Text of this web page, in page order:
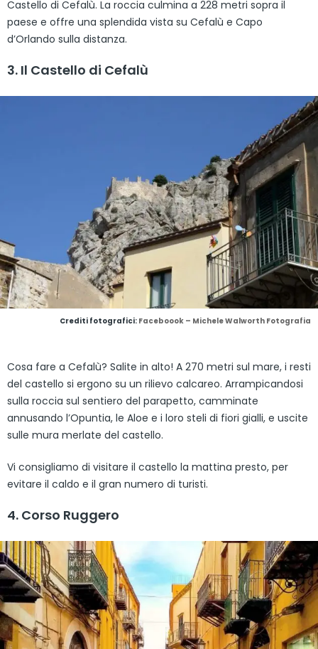
Castello di Cefalù. La roccia culmina a 228 metri sopra il
paese e offre una splendida vista su Cefalù e Capo
d’Orlando sulla distanza.
3. Il Castello di Cefalù
Crediti fotografici: Faceboook – Michele Walworth Fotografia
Cosa fare a Cefalù? Salite in alto! A 270 metri sul mare, i resti
del castello si ergono su un rilievo calcareo. Arrampicandosi
sulla roccia sul sentiero del parapetto, camminate
annusando l’Opuntia, le Aloe e i loro steli di fiori gialli, e uscite
sulle mura merlate del castello.
Vi consigliamo di visitare il castello la mattina presto, per
evitare il caldo e il gran numero di turisti.
4. Corso Ruggero